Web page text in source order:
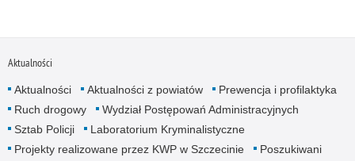
Aktualności
Aktualności Aktualności z powiatów
Prewencja i profilaktyka
Ruch drogowy
Wydział Postępowań Administracyjnych
Sztab Policji
Laboratorium Kryminalistyczne
Projekty realizowane przez KWP w Szczecinie
Poszukiwani